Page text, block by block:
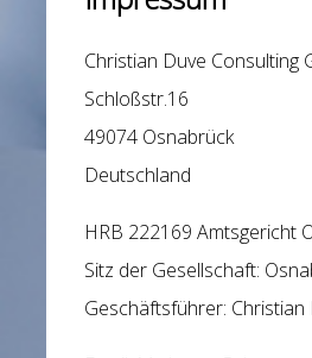
Christian Duve Consulting
Schloßstr.16
49074 Osnabrück
Deutschland
HRB 222169 Amtsgericht
Sitz der Gesellschaft:
Geschäftsführer: Christian